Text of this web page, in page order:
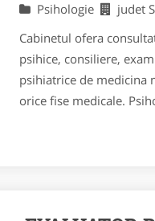
Psihologie judet
Cabinetul ofera
psihice, consiliere,
psihiatrice de medicina
orice fise medicale.